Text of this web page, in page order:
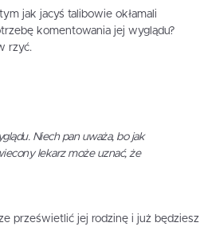
jak jacyś talibowie okłamali
komentowania jej wyglądu?
rzyć.
Niech pan uważa, bo jak
lekarz może uznać, że
prześwietlić jej rodzinę i już będziesz